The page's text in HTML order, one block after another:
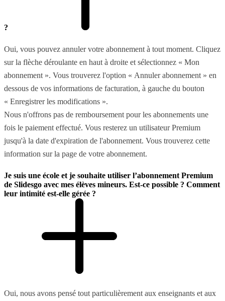
?
Oui, vous pouvez annuler votre abonnement à tout moment. Cliquez
sur la flèche déroulante en haut à droite et sélectionnez « Mon
abonnement ». Vous trouverez l'option « Annuler abonnement » en
dessous de vos informations de facturation, à gauche du bouton
« Enregistrer les modifications ».
Nous n'offrons pas de remboursement pour les abonnements une
fois le paiement effectué. Vous resterez un utilisateur Premium
jusqu'à la date d'expiration de l'abonnement. Vous trouverez cette
information sur la page de votre abonnement.
Je suis une école et je souhaite utiliser l’abonnement Premium
de Slidesgo avec mes élèves mineurs. Est-ce possible ? Comment
leur intimité est-elle gérée ?
Oui, nous avons pensé tout particulièrement aux enseignants et aux